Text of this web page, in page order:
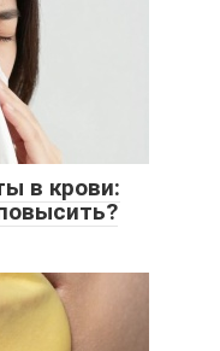
в крови: